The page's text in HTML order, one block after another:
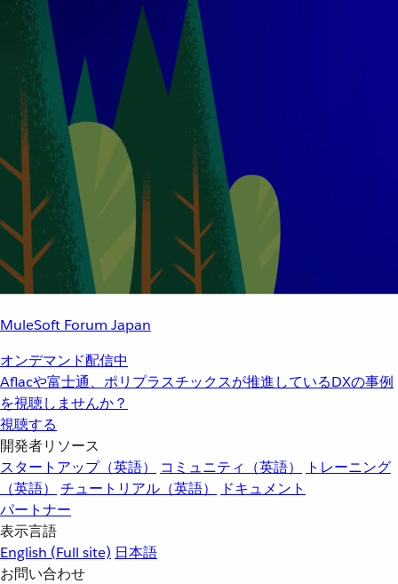
MuleSoft Forum Japan
オンデマンド配信中
Aflacや富士通、ポリプラスチックスが推進しているDXの事例
を視聴しませんか？
視聴する
開発者リソース
スタートアップ（英語）
コミュニティ（英語）
トレーニング
（英語）
チュートリアル（英語）
ドキュメント
パートナー
表示言語
English (Full site) 日本語
お問い合わせ